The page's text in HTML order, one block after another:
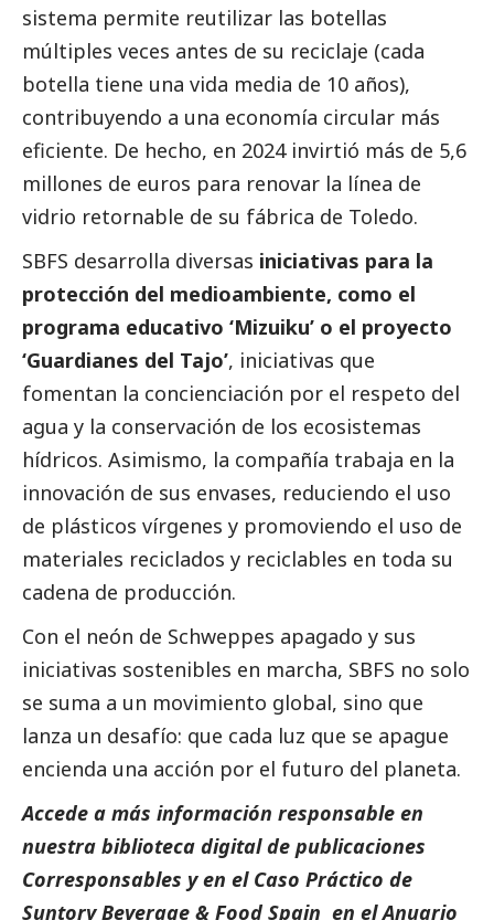
sistema permite reutilizar las botellas
múltiples veces antes de su reciclaje (cada
botella tiene una vida media de 10 años),
contribuyendo a una economía circular más
eficiente. De hecho, en 2024 invirtió más de 5,6
millones de euros para renovar la línea de
vidrio retornable de su fábrica de Toledo.
SBFS desarrolla diversas iniciativas para la
protección del medioambiente, como el
programa educativo ‘Mizuiku’ o el proyecto
‘Guardianes del Tajo’, iniciativas que
fomentan la concienciación por el respeto del
agua y la conservación de los ecosistemas
hídricos. Asimismo, la compañía trabaja en la
innovación de sus envases, reduciendo el uso
de plásticos vírgenes y promoviendo el uso de
materiales reciclados y reciclables en toda su
cadena de producción.
Con el neón de Schweppes apagado y sus
iniciativas sostenibles en marcha, SBFS no solo
se suma a un movimiento global, sino que
lanza un desafío: que cada luz que se apague
encienda una acción por el futuro del planeta.
Accede a más información responsable en
nuestra biblioteca digital de publicaciones
Corresponsables y en el Caso Práctico de
Suntory Beverage & Food Spain en elAnuario